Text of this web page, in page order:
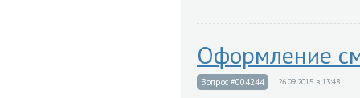
Оформление
Вопрос #004244 26.09.2015 в 13:48